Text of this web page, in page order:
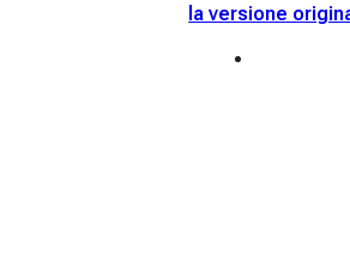
la versione